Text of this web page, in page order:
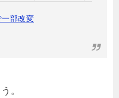
一部改変
。